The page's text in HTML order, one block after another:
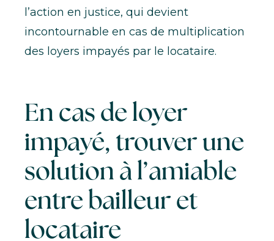
l’action en justice, qui devient
incontournable en cas de multiplication
des loyers impayés par le locataire.
En cas de loyer
impayé, trouver une
solution à l’amiable
entre bailleur et
locataire